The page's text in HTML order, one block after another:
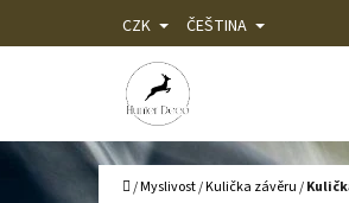
CZK ČEŠTINA
Domů
/Myslivost/Kulička závěru/
O
Í
Zpět
Zpět